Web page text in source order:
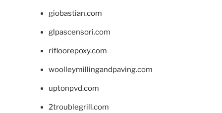
giobastian.com
glpascensori.com
rifloorepoxy.com
woolleymillingandpaving.com
uptonpvd.com
2troublegrill.com